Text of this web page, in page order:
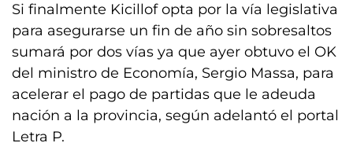
Si finalmente Kicillof opta por la vía legislativa
para asegurarse un fin de año sin sobresaltos
sumará por dos vías ya que ayer obtuvo el OK
del ministro de Economía, Sergio Massa, para
acelerar el pago de partidas que le adeuda
nación a la provincia, según adelantó el portal
Letra P.